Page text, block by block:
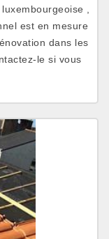
,
est en mesure
dans les
le si vous